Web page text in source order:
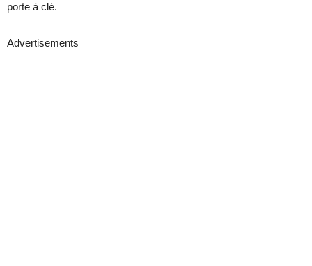
porte à clé.
Advertisements